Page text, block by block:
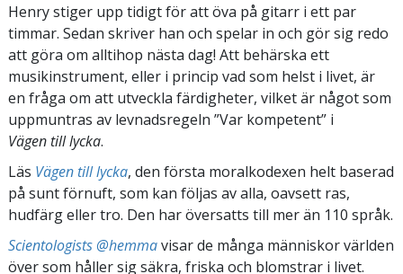
Henry stiger upp tidigt för att öva på gitarr i ett par
timmar. Sedan skriver han och spelar in och gör sig redo
att göra om alltihop nästa dag! Att behärska ett
musikinstrument, eller i princip vad som helst i livet, är
en fråga om att utveckla färdigheter, vilket är något som
uppmuntras av levnadsregeln ”Var kompetent” i
Vägen till lycka.
Läs Vägen till lycka, den första moralkodexen helt baserad
på sunt förnuft, som kan följas av alla, oavsett ras,
hudfärg eller tro. Den har översatts till mer än 110 språk.
Scientologists @hemmavisar de många människor världen
över som håller sig säkra, friska och blomstrar i livet.